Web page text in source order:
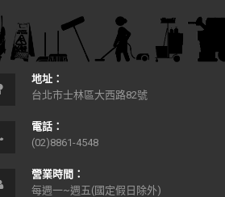
地址：
台北市士林區大西路82號
電話：
(02)8861-4548
營業時間：
每週一~週五(國定假日除外)